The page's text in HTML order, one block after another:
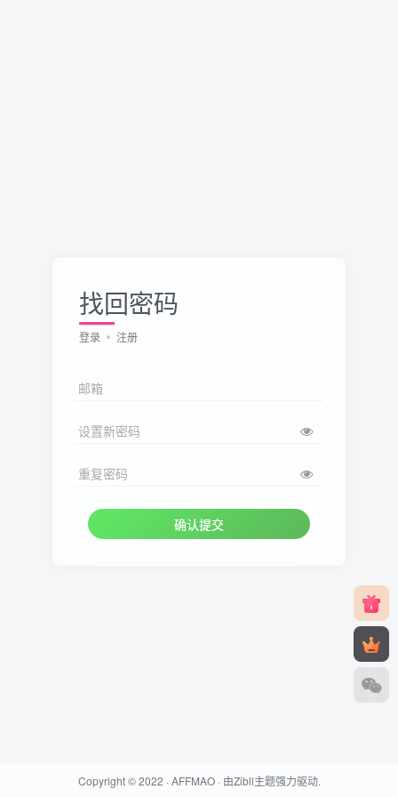
找回密码
登录 注册
邮箱
设置新密码
重复密码
确认提交
Copyright © 2022 · AFFMAO· 由Zibll主题强力驱动.